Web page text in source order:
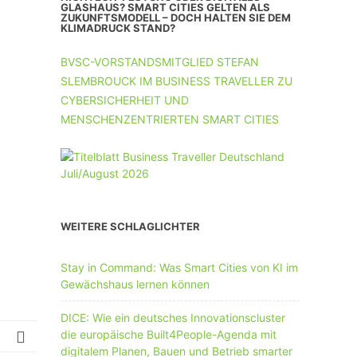
UNTERNEHMEN MIT 11-50 MA
GLASHAUS? SMART CITIES GELTEN ALS
ZUKUNFTSMODELL – DOCH HALTEN SIE DEM
KLIMADRUCK STAND?
BVSC-VORSTANDSMITGLIED STEFAN
SLEMBROUCK IM BUSINESS TRAVELLER ZU
CYBERSICHERHEIT UND
MENSCHENZENTRIERTEN SMART CITIES
WEITERE SCHLAGLICHTER
Stay in Command: Was Smart Cities von KI im
Gewächshaus lernen können
DICE: Wie ein deutsches Innovationscluster
die europäische Built4People-Agenda mit
digitalem Planen, Bauen und Betrieb smarter